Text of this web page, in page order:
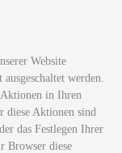
Website
werden.
in Ihren
diese Aktionen sind
das Festlegen Ihrer
Browser diese